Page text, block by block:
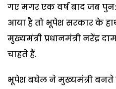
गए मगर एक वर्ष बाद जब
आया है तो भूपेश सरकार के
मुख्यमंत्री प्रधानमंत्री नरेंद्र
चाहते हैं.
भूपेश बघेल ने मुख्यमंत्री बनते